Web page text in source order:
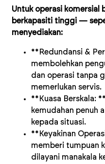
Untuk operasi komersial
berkapasiti tinggi —
menyediakan:
**Redundansi &
membolehkan
dan operasi tanpa
memerlukan servis.
**Kuasa Berskala:
kemudahan penuh
kepada situasi.
**Keyakinan
memberi tumpuan
dilayani manakala